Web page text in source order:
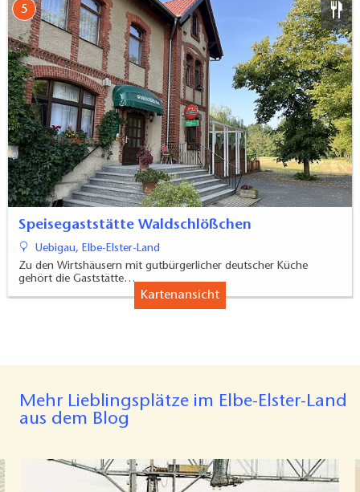
5
Speisegaststätte Waldschlößchen
Uebigau, Elbe-Elster-Land
Zu den Wirtshäusern mit gutbürgerlicher deutscher Küche
gehört die Gaststätte…
Kartenansicht
Mehr Lieblingsplätze im Elbe-Elster-Land
aus dem Blog